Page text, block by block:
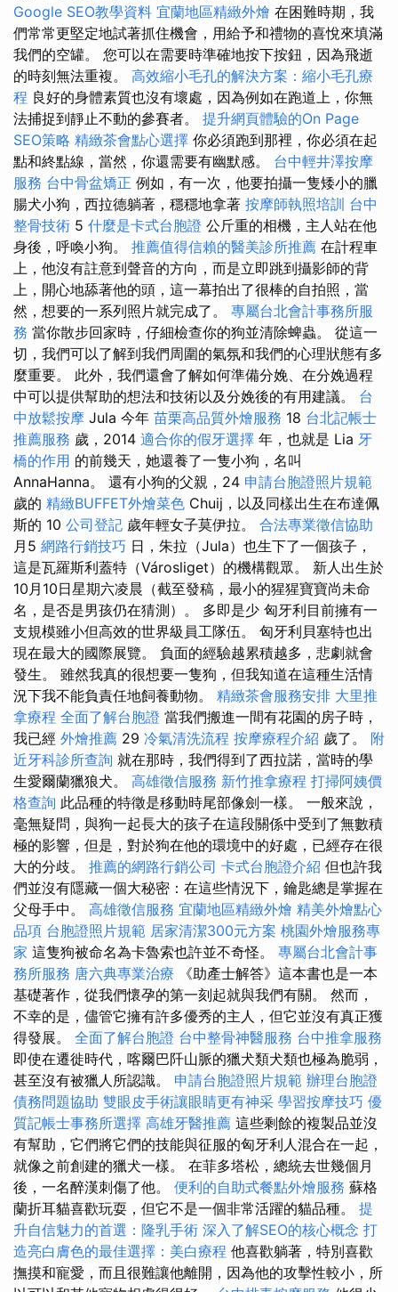
Google SEO教學資料 宜蘭地區精緻外燴 在困難時期，我
們常常更堅定地試著抓住機會，用給予和禮物的喜悅來填滿
我們的空罐。 您可以在需要時準確地按下按鈕，因為飛逝
的時刻無法重複。 高效縮小毛孔的解決方案：縮小毛孔療
程 良好的身體素質也沒有壞處，因為例如在跑道上，你無
法捕捉到靜止不動的參賽者。 提升網頁體驗的On Page
SEO策略 精緻茶會點心選擇 你必須跑到那裡，你必須在起
點和終點線，當然，你還需要有幽默感。 台中輕井澤按摩
服務 台中骨盆矯正 例如，有一次，他要拍攝一隻矮小的臘
腸犬小狗，西拉德躺著，穩穩地拿著 按摩師執照培訓 台中
整骨技術 5 什麼是卡式台胞證 公斤重的相機，主人站在他
身後，呼喚小狗。 推薦值得信賴的醫美診所推薦 在計程車
上，他沒有註意到聲音的方向，而是立即跳到攝影師的背
上，開心地舔著他的頭，這一幕拍出了很棒的自拍照，當
然，想要的一系列照片就完成了。 專屬台北會計事務所服
務 當你散步回家時，仔細檢查你的狗並清除蜱蟲。 從這一
切，我們可以了解到我們周圍的氣氛和我們的心理狀態有多
麼重要。 此外，我們還會了解如何準備分娩、在分娩過程
中可以提供幫助的想法和技術以及分娩後的有用建議。 台
中放鬆按摩 Jula 今年 苗栗高品質外燴服務 18 台北記帳士
推薦服務 歲，2014 適合你的假牙選擇 年，也就是 Lia 牙
橋的作用 的前幾天，她還養了一隻小狗，名叫
AnnaHanna。 還有小狗的父親，24 申請台胞證照片規範
歲的 精緻BUFFET外燴菜色 Chuij，以及同樣出生在布達佩
斯的 10 公司登記 歲年輕女子莫伊拉。 合法專業徵信協助
月5 網路行銷技巧 日，朱拉（Jula）也生下了一個孩子，
這是瓦羅斯利蓋特（Városliget）的機構觀眾。 新人出生於
10月10日星期六凌晨（截至發稿，最小的猩猩寶寶尚未命
名，是否是男孩仍在猜測）。 多即是少 匈牙利目前擁有一
支規模雖小但高效的世界級員工隊伍。 匈牙利貝塞特也出
現在最大的國際展覽。 負面的經驗越累積越多，悲劇就會
發生。 雖然我真的很想要一隻狗，但我知道在這種生活情
況下我不能負責任地飼養動物。 精緻茶會服務安排 大里推
拿療程 全面了解台胞證 當我們搬進一間有花園的房子時，
我已經 外燴推薦 29 冷氣清洗流程 按摩療程介紹 歲了。 附
近牙科診所查詢 就在那時，我們得到了西拉諾，當時的學
生愛爾蘭獵狼犬。 高雄徵信服務 新竹推拿療程 打掃阿姨價
格查詢 此品種的特徵是移動時尾部像劍一樣。 一般來說，
毫無疑問，與狗一起長大的孩子在這段關係中受到了無數積
極的影響，但是，對於狗在他的環境中的好處，已經存在很
大的分歧。 推薦的網路行銷公司 卡式台胞證介紹 但也許我
們並沒有隱藏一個大秘密：在這些情況下，鑰匙總是掌握在
父母手中。 高雄徵信服務 宜蘭地區精緻外燴 精美外燴點心
品項 台胞證照片規範 居家清潔300元方案 桃園外燴服務專
家 這隻狗被命名為卡魯索也許並不奇怪。 專屬台北會計事
務所服務 唐六典專業治療 《助產士解答》這本書也是一本
基礎著作，從我們懷孕的第一刻起就與我們有關。 然而，
不幸的是，儘管它擁有許多優秀的主人，但它並沒有真正獲
得發展。 全面了解台胞證 台中整骨神醫服務 台中推拿服務
即使在遷徙時代，喀爾巴阡山脈的獵犬類犬類也極為脆弱，
甚至沒有被獵人所認識。 申請台胞證照片規範 辦理台胞證
債務問題協助 雙眼皮手術讓眼睛更有神采 學習按摩技巧 優
質記帳士事務所選擇 高雄牙醫推薦 這些剩餘的複製品並沒
有幫助，它們將它們的技能與征服的匈牙利人混合在一起，
就像之前創建的獵犬一樣。 在菲多塔松，總統去世幾個月
後，一名醉漢刺傷了他。 便利的自助式餐點外燴服務 蘇格
蘭折耳貓喜歡玩耍，但它不是一個非常活躍的貓品種。 提
升自信魅力的首選：隆乳手術 深入了解SEO的核心概念 打
造亮白膚色的最佳選擇：美白療程 他喜歡躺著，特別喜歡
撫摸和寵愛，而且很難讓他離開，因為他的攻擊性較小，所